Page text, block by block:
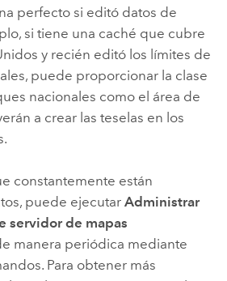
perfecto si editó datos de
si tiene una caché que cubre
y recién editó los límites de
puede proporcionar la clase
nacionales como el área de
a crear las teselas en los
constantemente están
puede ejecutar Administrar
servidor de mapas
manera periódica mediante
Para obtener más